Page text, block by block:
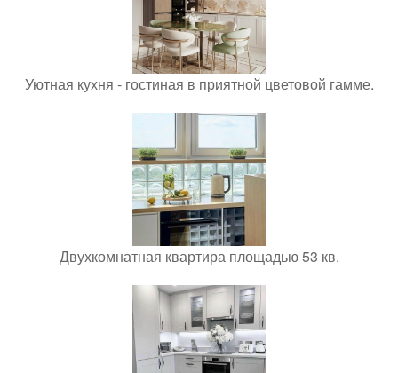
Уютная кухня - гостиная в приятной цветовой гамме.
Двухкомнатная квартира площадью 53 кв.